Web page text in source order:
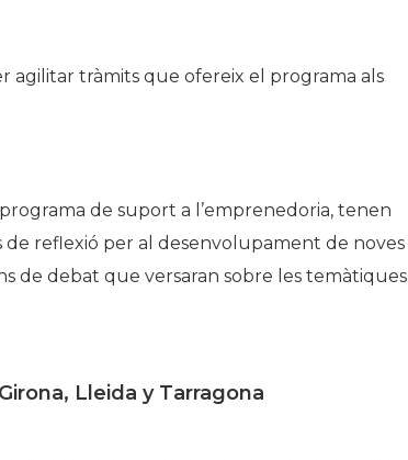
agilitar tràmits que ofereix el programa als
de suport a l’emprenedoria, tenen
reflexió per al desenvolupament de noves
de debat que versaran sobre les temàtiques
Girona, Lleida y Tarragona